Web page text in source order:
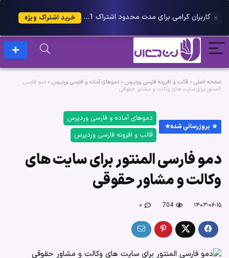
کاربران گرامی برای مدت محدود اشتراک 1 ساله پلاس را می توانید با 25 درصد تخفیف دریافت کنید. خرید اشتراک ویژه
صفحه اصلی » قالب و افزونه فارسی وردپرس » دموهای آماده و فارسی وردپرس » دمو فارسی
المنتور برای سایت های وکالت و مشاور حقوقی
بروزرسانی شده
دموهای آماده و فارسی وردپرس
قالب و افزونه فارسی وردپرس
دمو فارسی المنتور برای سایت های
وکالت و مشاور حقوقی
۱۴۰۳-۰۶-۱۵ 704 ۰